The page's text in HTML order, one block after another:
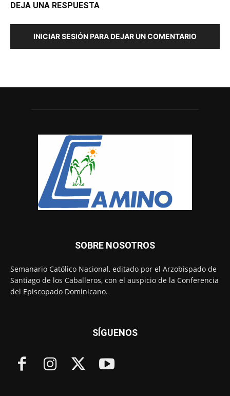
DEJA UNA RESPUESTA
INICIAR SESIÓN PARA DEJAR UN COMENTARIO
SOBRE NOSOTROS
Semanario Católico Nacional, editado por el Arzobispado de
Santiago de los Caballeros, con el auspicio de la Conferencia
del Episcopado Dominicano.
SÍGUENOS